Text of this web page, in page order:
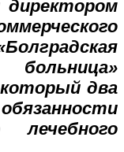
директором
больница»
два
лечебного